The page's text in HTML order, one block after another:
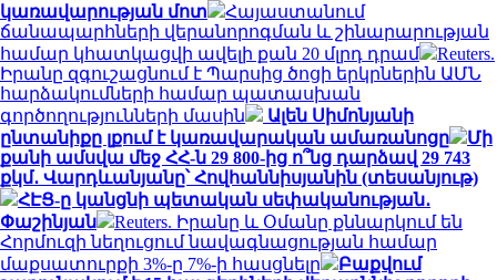
կառավարության մոտ
Հայաստանում
ճանապարհների վերանորոգման և շինարարության
համար կհատկացվի ավելի քան 20 մլրդ դրամ
Reuters.
Իրանը զգուշացնում է Պարսից ծոցի երկրներին ԱՄՆ
հարձակումների համար պատասխան
գործողությունների մասին
Ալեն Սիմոնյանի
ընտանիքը լքում է կառավարական ամառանոցը
Մի
քանի ամսվա մեջ ՀՀ-ն 29 800-ից ո՞նց դարձավ 29 743
քկմ․ Վարդևանյանը՝ Հովհաննիսյանին (տեսանյութ)
ՀԷՑ-ը կանցնի պետական սեփականության․
Փաշինյան
Reuters. Իրանը և Օմանը քննարկում են
Հորմուզի նեղուցում նավագնացության համար
մաքսատուրքի 3%-ը 7%-ի հասցնելը
Բաքվում